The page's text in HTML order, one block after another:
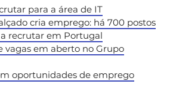
para a área de IT
cria emprego: há 700 postos
recrutar em Portugal
vagas em aberto no Grupo
oportunidades de emprego